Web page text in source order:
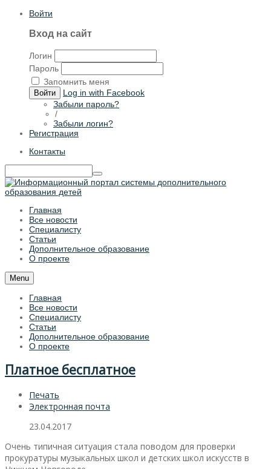
Войти
Вход на сайт
Логин
Пароль
Запомнить меня
Войти
Log in with Facebook
Забыли пароль?
/
Забыли логин?
Регистрация
Контакты
Главная
Все новости
Специалисту
Статьи
Дополнительное образование
О проекте
Menu
Главная
Все новости
Специалисту
Статьи
Дополнительное образование
О проекте
Платное бесплатное
Печать
Электронная почта
23.04.2017
Очень типичная ситуация стала поводом для проверки
прокуратуры музыкальных школ и детских школ искусств в